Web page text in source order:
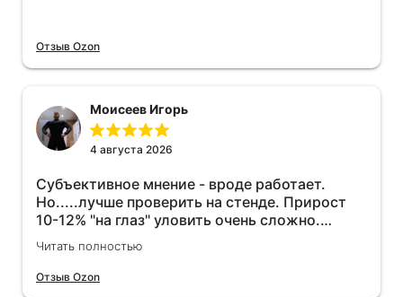
Отзыв Ozon
Моисеев Игорь
4 августа 2026
Субъективное мнение - вроде работает.
Но.....лучше проверить на стенде. Прирост
10-12% "на глаз" уловить очень сложно.
Покатаюсь, потом отключу и посмотрю, что
будет 😁.
Читать полностью
Отзыв Ozon